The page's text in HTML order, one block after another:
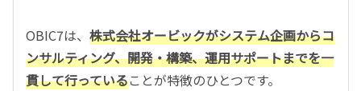
OBIC7は、 株式会社オービックがシステム企画からコ
ンサルティング、開発・構築、運用サポートまでを一
貫して行っていることが特徴のひとつです。